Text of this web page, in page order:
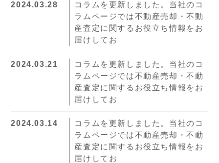
2024.03.28
コラムを更新しました。当社のコ
ラムページでは不動産売却・不動
産査定に関するお役立ち情報をお
届けしてお
2024.03.21
コラムを更新しました。当社のコ
ラムページでは不動産売却・不動
産査定に関するお役立ち情報をお
届けしてお
2024.03.14
コラムを更新しました。当社のコ
ラムページでは不動産売却・不動
産査定に関するお役立ち情報をお
届けしてお